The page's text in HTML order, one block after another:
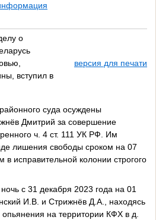
о
вступил в
версия для печати
суда осуждены
Дмитрий за совершение
ч. 4 ст. 111 УК РФ. Им
лишения свободы сроком на 07
исправительной колонии строгого
с 31 декабря 2023 года на 01
И.В. и Стрижнёв Д.А., находясь
опьянения на территории КФХ в д.